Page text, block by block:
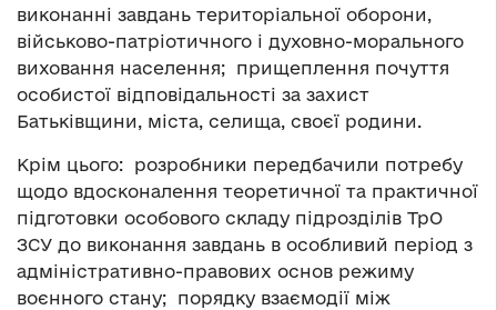
виконанні завдань територіальної оборони,
військово-патріотичного і духовно-морального
виховання населення; прищеплення почуття
особистої відповідальності за захист
Батьківщини, міста, селища, своєї родини.
Крім цього: розробники передбачили потребу
щодо вдосконалення теоретичної та практичної
підготовки особового складу підрозділів ТрО
ЗСУ до виконання завдань в особливий період з
адміністративно-правових основ режиму
воєнного стану; порядку взаємодії між